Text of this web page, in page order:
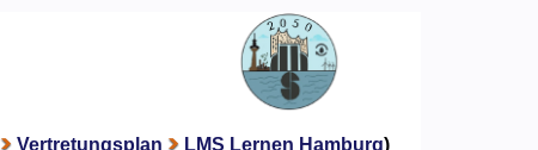
Vertretungsplan LMS Lernen Hamburg)